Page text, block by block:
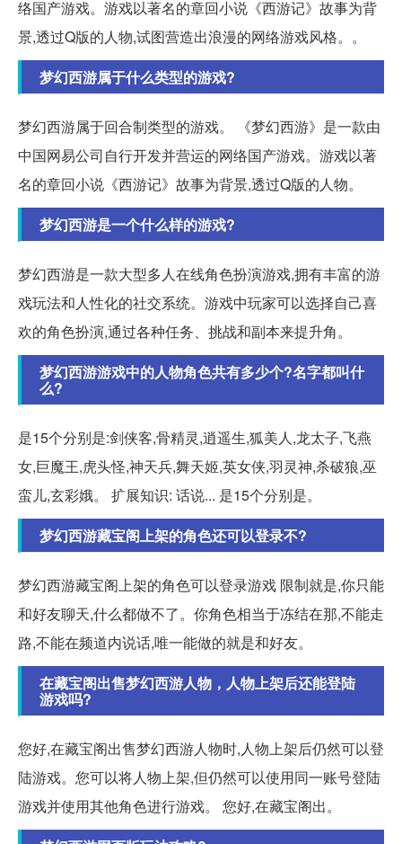
络国产游戏。游戏以著名的章回小说《西游记》故事为背
景,透过Q版的人物,试图营造出浪漫的网络游戏风格。。
梦幻西游属于什么类型的游戏?
梦幻西游属于回合制类型的游戏。 《梦幻西游》是一款由
中国网易公司自行开发并营运的网络国产游戏。游戏以著
名的章回小说《西游记》故事为背景,透过Q版的人物。
梦幻西游是一个什么样的游戏?
梦幻西游是一款大型多人在线角色扮演游戏,拥有丰富的游
戏玩法和人性化的社交系统。游戏中玩家可以选择自己喜
欢的角色扮演,通过各种任务、挑战和副本来提升角。
梦幻西游游戏中的人物角色共有多少个?名字都叫什
么?
是15个分别是:剑侠客,骨精灵,逍遥生,狐美人,龙太子,飞燕
女,巨魔王,虎头怪,神天兵,舞天姬,英女侠,羽灵神,杀破狼,巫
蛮儿,玄彩娥。 扩展知识: 话说... 是15个分别是。
梦幻西游藏宝阁上架的角色还可以登录不?
梦幻西游藏宝阁上架的角色可以登录游戏 限制就是,你只能
和好友聊天,什么都做不了。你角色相当于冻结在那,不能走
路,不能在频道内说话,唯一能做的就是和好友。
在藏宝阁出售梦幻西游人物，人物上架后还能登陆
游戏吗?
您好,在藏宝阁出售梦幻西游人物时,人物上架后仍然可以登
陆游戏。您可以将人物上架,但仍然可以使用同一账号登陆
游戏并使用其他角色进行游戏。 您好,在藏宝阁出。